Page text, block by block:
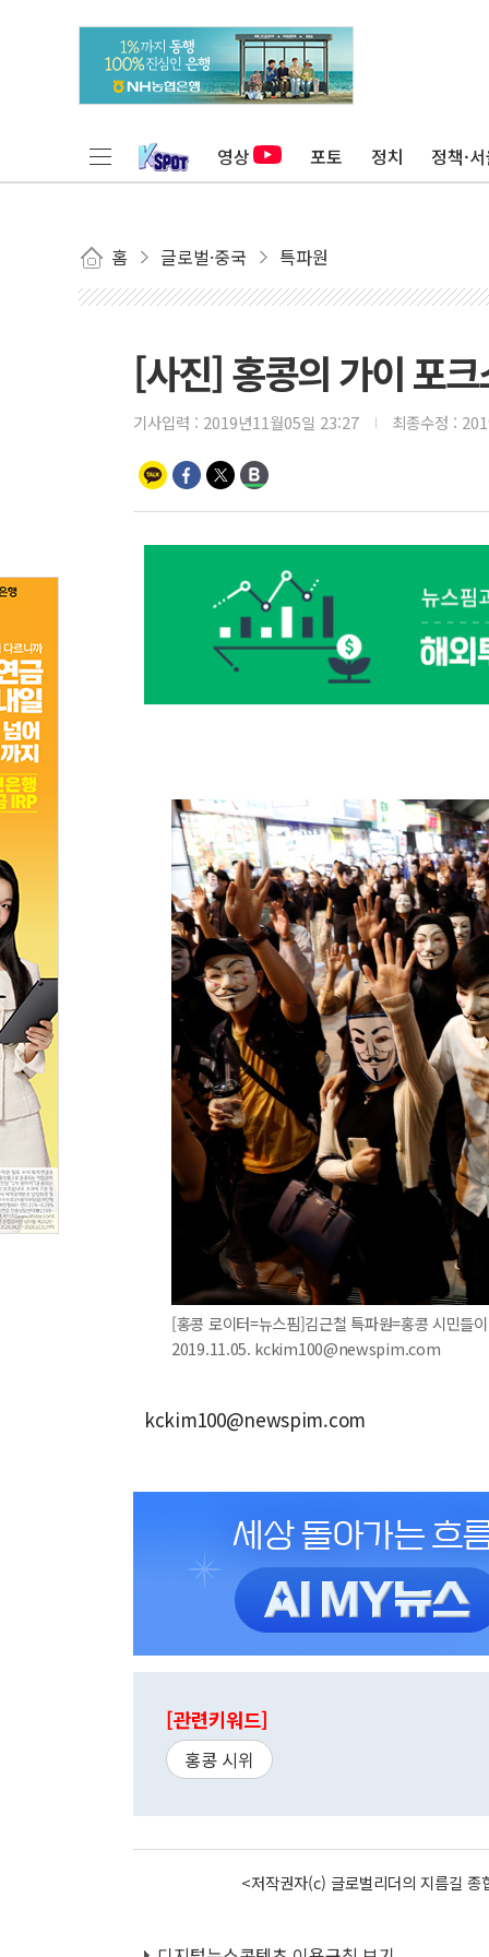
영상 포토 정치 정책·
홈 글로벌·중국 특파원
[사진] 홍콩의 가이 포
기사입력 : 2019년11월05일 23:27 최종수정 :
[홍콩 로이터=뉴스핌]김근철 특파원=홍콩 시민들
2019.11.05. kckim100@newspim.com
kckim100@newspim.com
[관련키워드]
홍콩 시위
<저작권자(c) 글로벌리더의 지름길